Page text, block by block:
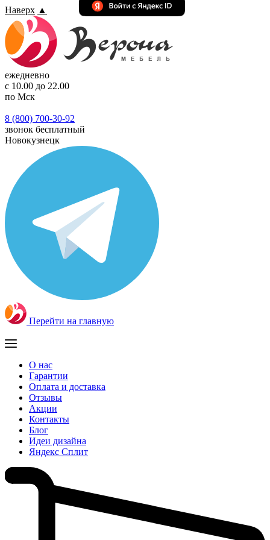
Наверх ▲
ежедневно
с 10.00 до 22.00
по Мск
8 (800) 700-30-92
звонок бесплатный
Новокузнецк
Перейти на главную
О нас
Гарантии
Оплата и доставка
Отзывы
Акции
Контакты
Блог
Идеи дизайна
Яндекс Сплит